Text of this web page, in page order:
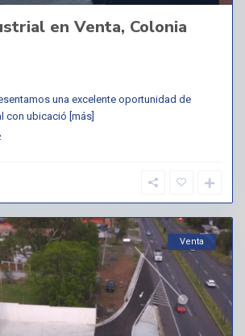
en Venta, Colonia
una excelente oportunidad de
con ubicació [más]
Venta